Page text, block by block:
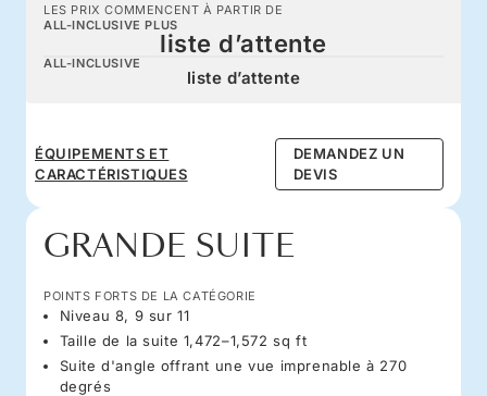
LES PRIX COMMENCENT À PARTIR DE
ALL-INCLUSIVE PLUS
liste d’attente
ALL-INCLUSIVE
liste d’attente
ÉQUIPEMENTS ET
CARACTÉRISTIQUES
DEMANDEZ UN
DEVIS
GRANDE SUITE
POINTS FORTS DE LA CATÉGORIE
Niveau 8, 9 sur 11
Taille de la suite 1,472–1,572 sq ft
Suite d'angle offrant une vue imprenable à 270
degrés